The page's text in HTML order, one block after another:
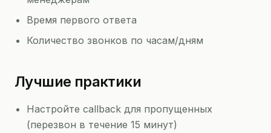
Время первого ответа
Количество звонков по часам/дням
Лучшие практики
Настройте callback для пропущенных
(перезвон в течение 15 минут)